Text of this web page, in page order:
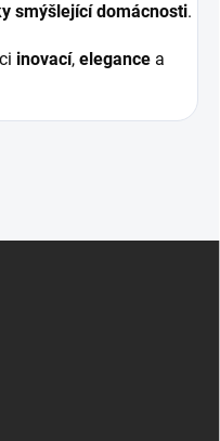
smýšlející domácnosti.
inovací, elegance a